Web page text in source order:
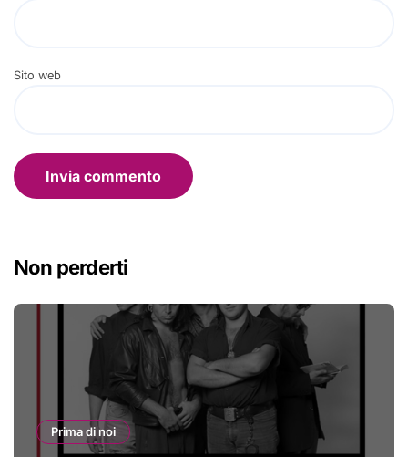
Sito web
Non perderti
Prima di noi